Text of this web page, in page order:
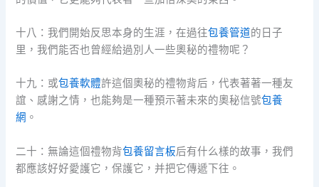
十八：我們開始反思本身的生涯，在過往包養管道的日子
里，我們能否也曾經給過別人一些奧秘的禮物呢？
十九：或包養軟體許這個奧秘的禮物背后，代表著著一種友
誼、感謝之情，也能夠是一種預示著未來的奧秘信號包養
網 。
二十：無論這個禮物背包養留言板后有什么樣的故事，我們
都應該好好愛護它，保護它，并把它傳遞下往。